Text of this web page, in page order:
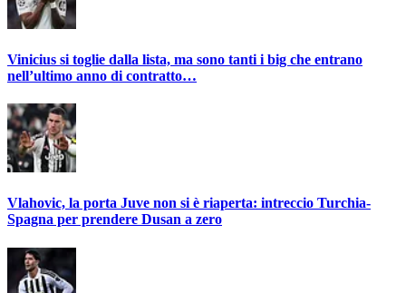
Vinicius si toglie dalla lista, ma sono tanti i big che entrano
nell’ultimo anno di contratto…
Vlahovic, la porta Juve non si è riaperta: intreccio Turchia-
Spagna per prendere Dusan a zero